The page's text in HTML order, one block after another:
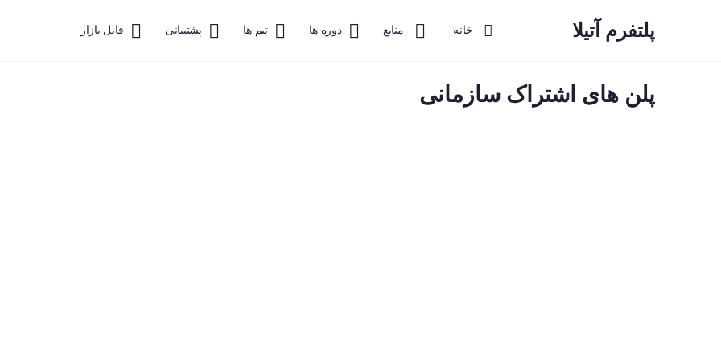
پلتفرم آتیلا خانه منابع دوره ها تیم ها پشتیبانی فایل بازار
پلن های اشتراک سازمانی